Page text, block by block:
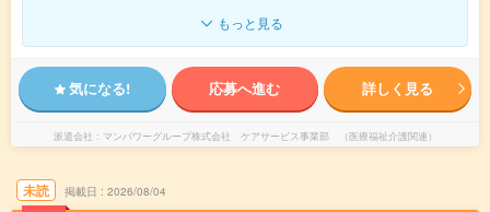
もっと見る
気になる! 応募へ進む 詳しく見る
派遣会社 マンパワーグループ株式会社 ケアサービス事業部 （医療福祉介護関連）
未読 掲載日 2026/08/04